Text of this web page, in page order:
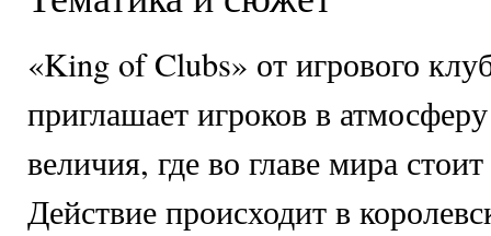
«King of Clubs» от игрового
приглашает игроков в
величия, где во главе мира
Действие происходит в